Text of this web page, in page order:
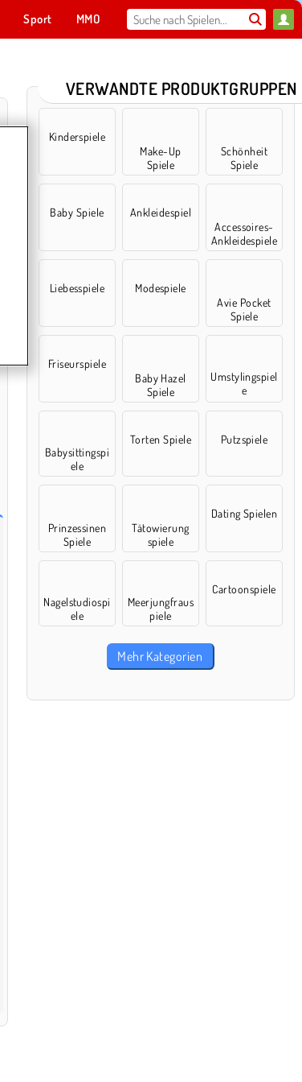
Sport MMO
VERWANDTE PRODUKTGRUPPEN
Kinderspiele
Make-Up
Spiele
Schönheit
Spiele
Baby Spiele
Ankleidespiel
Accessoires-
Ankleidespiele
Liebesspiele
Modespiele
Avie Pocket
Spiele
Friseurspiele
Baby Hazel
Spiele
Umstylingspiel
e
Babysittingspi
ele
Torten Spiele Putzspiele
Prinzessinen
Spiele
Tätowierung
spiele
Dating Spielen
Nagelstudiospi
ele
Meerjungfraus
piele
Cartoonspiele
Mehr Kategorien